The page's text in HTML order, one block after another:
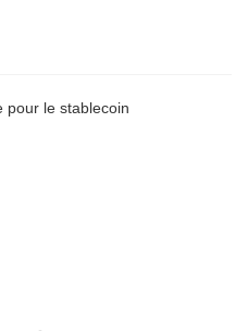
pour le stablecoin